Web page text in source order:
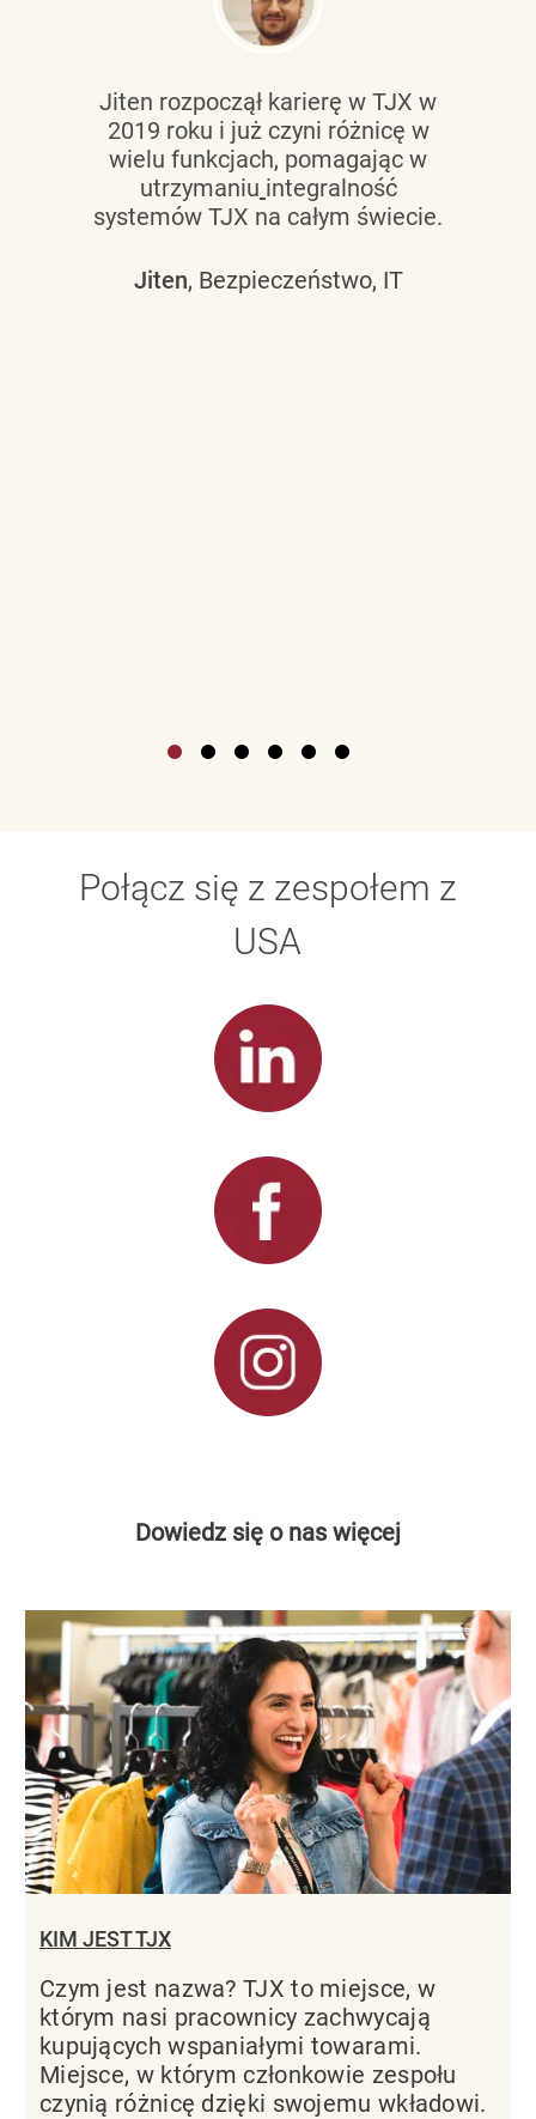
Jiten rozpoczął karierę w TJX w
2019 roku i już czyni różnicę w
wielu funkcjach, pomagając w
utrzymaniu integralność
systemów TJX na całym świecie.
Jiten, Bezpieczeństwo, IT
Połącz się z zespołem z
USA
Dowiedz się o nas więcej
KIM JEST TJX
Czym jest nazwa? TJX to miejsce, w
którym nasi pracownicy zachwycają
kupujących wspaniałymi towarami.
Miejsce, w którym członkowie zespołu
czynią różnicę dzięki swojemu wkładowi.